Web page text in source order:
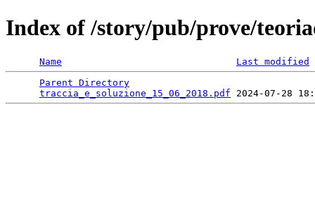
Index of /story/pub/prove/
Name
Last modified
Parent Directory
traccia_e_soluzione_15_06_2018.pdf